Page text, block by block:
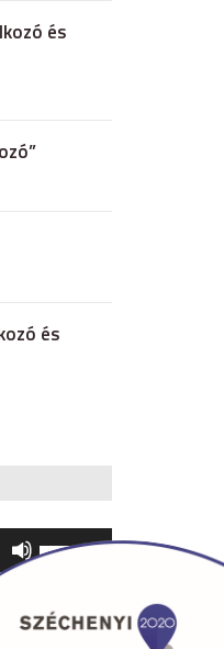
és
és
hangerő
csökkentéséhez